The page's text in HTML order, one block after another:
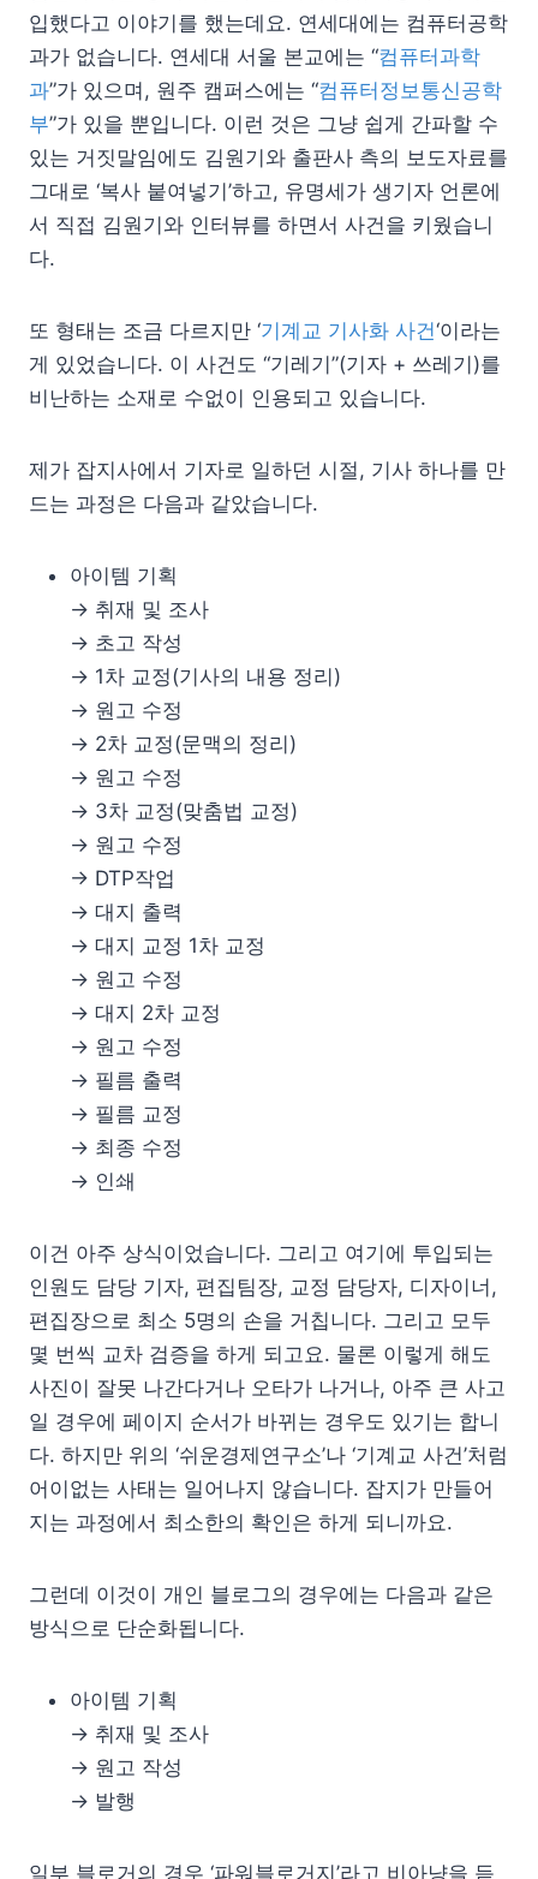
입했다고 이야기를 했는데요. 연세대에는 컴퓨터공학
과가 없습니다. 연세대 서울 본교에는 “컴퓨터과학
과”가 있으며, 원주 캠퍼스에는 “컴퓨터정보통신공학
부”가 있을 뿐입니다. 이런 것은 그냥 쉽게 간파할 수
있는 거짓말임에도 김원기와 출판사 측의 보도자료를
그대로 ‘복사 붙여넣기’하고, 유명세가 생기자 언론에
서 직접 김원기와 인터뷰를 하면서 사건을 키웠습니
다.
또 형태는 조금 다르지만 ‘기계교 기사화 사건‘이라는
게 있었습니다. 이 사건도 “기레기”(기자 + 쓰레기)를
비난하는 소재로 수없이 인용되고 있습니다.
제가 잡지사에서 기자로 일하던 시절, 기사 하나를 만
드는 과정은 다음과 같았습니다.
아이템 기획
→ 취재 및 조사
→ 초고 작성
→ 1차 교정(기사의 내용 정리)
→ 원고 수정
→ 2차 교정(문맥의 정리)
→ 원고 수정
→ 3차 교정(맞춤법 교정)
→ 원고 수정
→ DTP작업
→ 대지 출력
→ 대지 교정 1차 교정
→ 원고 수정
→ 대지 2차 교정
→ 원고 수정
→ 필름 출력
→ 필름 교정
→ 최종 수정
→ 인쇄
이건 아주 상식이었습니다. 그리고 여기에 투입되는
인원도 담당 기자, 편집팀장, 교정 담당자, 디자이너,
편집장으로 최소 5명의 손을 거칩니다. 그리고 모두
몇 번씩 교차 검증을 하게 되고요. 물론 이렇게 해도
사진이 잘못 나간다거나 오타가 나거나, 아주 큰 사고
일 경우에 페이지 순서가 바뀌는 경우도 있기는 합니
다. 하지만 위의 ‘쉬운경제연구소’나 ‘기계교 사건’처럼
어이없는 사태는 일어나지 않습니다. 잡지가 만들어
지는 과정에서 최소한의 확인은 하게 되니까요.
그런데 이것이 개인 블로그의 경우에는 다음과 같은
방식으로 단순화됩니다.
아이템 기획
→ 취재 및 조사
→ 원고 작성
→ 발행
일부 블로거의 경우 ‘파워블로거지’라고 비아냥을 듣